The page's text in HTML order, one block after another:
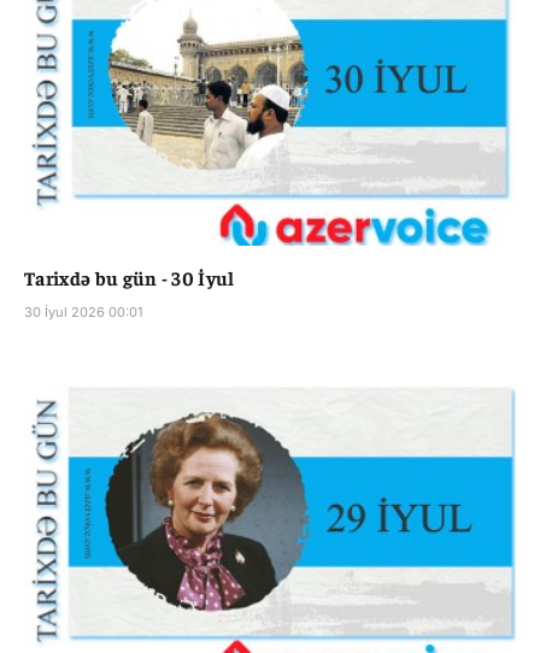
Tarixdə bu gün - 30 İyul
30 İyul 2026 00:01